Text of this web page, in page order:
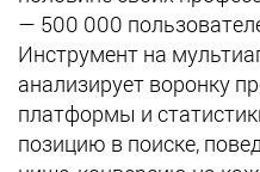
— 500 000
Инструмент на
анализирует воронку
платформы и
позицию в поиске,